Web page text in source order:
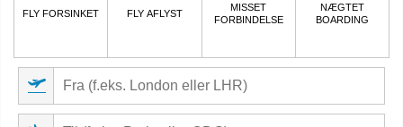
FLY FORSINKET FLY AFLYST
MISSET
FORBINDELSE
NÆGTET
BOARDING